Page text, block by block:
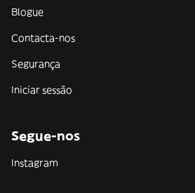
Blogue
Contacta-nos
Segurança
Iniciar sessão
Segue-nos
Instagram